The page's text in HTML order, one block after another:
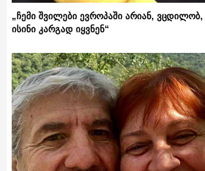
„ჩემი შვილები ევროპაში არიან,
ისინი კარგად იყვნენ“